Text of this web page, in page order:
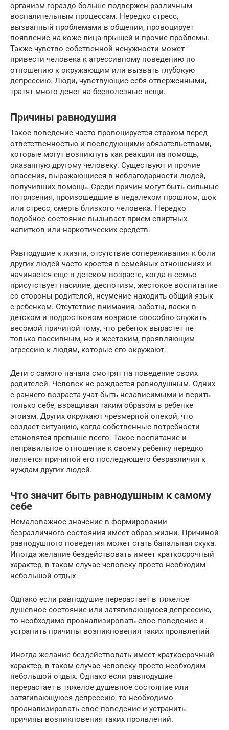
организм гораздо больше подвержен различным
воспалительным процессам. Нередко стресс,
вызванный проблемами в общении, провоцирует
появление на коже лица прыщей и прочие проблемы.
Также чувство собственной ненужности может
привести человека к агрессивному поведению по
отношению к окружающим или вызвать глубокую
депрессию. Люди, чувствующие себя отверженными,
тратят много денег на бесполезные вещи.
Причины равнодушия
Такое поведение часто провоцируется страхом перед
ответственностью и последующими обязательствами,
которые могут возникнуть как реакция на помощь,
оказанную другому человеку. Существуют и прочие
опасения, выражающиеся в неблагодарности людей,
получивших помощь. Среди причин могут быть сильные
потрясения, произошедшие в недалеком прошлом, шок
или стресс, смерть близкого человека. Нередко
подобное состояние вызывает прием спиртных
напитков или наркотических средств.
Равнодушие к жизни, отсутствие сопереживания к боли
других людей часто кроется в семейных отношениях и
начинается еще в детском возрасте, когда в семье
присутствует насилие, деспотизм, жестокое воспитание
со стороны родителей, неумение находить общий язык
с ребенком. Отсутствие внимания, заботы, ласки в
детском и подростковом возрасте способно служить
весомой причиной тому, что ребенок вырастет не
только пассивным, но и жестоким, проявляющим
агрессию к людям, которые его окружают.
Дети с самого начала смотрят на поведение своих
родителей. Человек не рождается равнодушным. Одних
с раннего возраста учат быть независимыми и верить
только себе, взращивая таким образом в ребенке
эгоизм. Других окружают чрезмерной опекой, что
создает ситуацию, когда собственные потребности
становятся превыше всего. Такое воспитание и
неправильное отношение к своему ребенку нередко
является причиной его последующего безразличия к
нуждам других людей.
Что значит быть равнодушным к самому
себе
Немаловажное значение в формировании
безразличного состояния имеет образ жизни. Причиной
равнодушного поведения может стать банальная скука.
Иногда желание бездействовать имеет краткосрочный
характер, в таком случае человеку просто необходим
небольшой отдых
Однако если равнодушие перерастает в тяжелое
душевное состояние или затягивающуюся депрессию,
то необходимо проанализировать свое поведение и
устранить причины возникновения таких проявлений
Иногда желание бездействовать имеет краткосрочный
характер, в таком случае человеку просто необходим
небольшой отдых. Однако если равнодушие
перерастает в тяжелое душевное состояние или
затягивающуюся депрессию, то необходимо
проанализировать свое поведение и устранить
причины возникновения таких проявлений.